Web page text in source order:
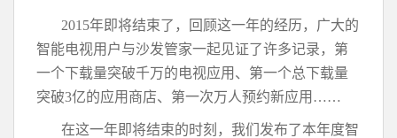
2015年即将结束了，回顾这一年的经历，广大的
智能电视用户与沙发管家一起见证了许多记录，第
一个下载量突破千万的电视应用、第一个总下载量
突破3亿的应用商店、第一次万人预约新应用……
在这一年即将结束的时刻，我们发布了本年度智